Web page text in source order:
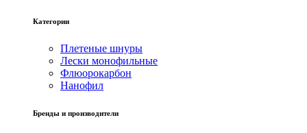
Категории
Плетеные шнуры
Лески монофильные
Флюорокарбон
Нанофил
Бренды и производители